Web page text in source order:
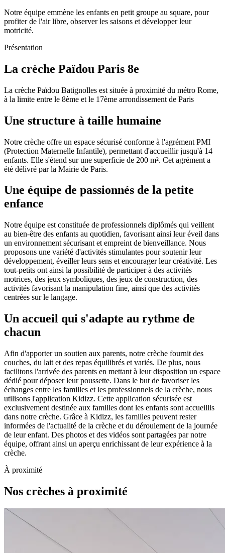
Notre équipe emmène les enfants en petit groupe au square, pour
profiter de l'air libre, observer les saisons et développer leur
motricité.
Présentation
La crèche Païdou Paris 8e
La crèche Païdou Batignolles est située à proximité du métro Rome,
à la limite entre le 8ème et le 17ème arrondissement de Paris
Une structure à taille humaine
Notre crèche offre un espace sécurisé conforme à l'agrément PMI
(Protection Maternelle Infantile), permettant d'accueillir jusqu'à 14
enfants. Elle s'étend sur une superficie de 200 m². Cet agrément a
été délivré par la Mairie de Paris.
Une équipe de passionnés de la petite
enfance
Notre équipe est constituée de professionnels diplômés qui veillent
au bien-être des enfants au quotidien, favorisant ainsi leur éveil dans
un environnement sécurisant et empreint de bienveillance. Nous
proposons une variété d'activités stimulantes pour soutenir leur
développement, éveiller leurs sens et encourager leur créativité. Les
tout-petits ont ainsi la possibilité de participer à des activités
motrices, des jeux symboliques, des jeux de construction, des
activités favorisant la manipulation fine, ainsi que des activités
centrées sur le langage.
Un accueil qui s'adapte au rythme de
chacun
Afin d'apporter un soutien aux parents, notre crèche fournit des
couches, du lait et des repas équilibrés et variés. De plus, nous
facilitons l'arrivée des parents en mettant à leur disposition un espace
dédié pour déposer leur poussette. Dans le but de favoriser les
échanges entre les familles et les professionnels de la crèche, nous
utilisons l'application Kidizz. Cette application sécurisée est
exclusivement destinée aux familles dont les enfants sont accueillis
dans notre crèche. Grâce à Kidizz, les familles peuvent rester
informées de l'actualité de la crèche et du déroulement de la journée
de leur enfant. Des photos et des vidéos sont partagées par notre
équipe, offrant ainsi un aperçu enrichissant de leur expérience à la
crèche.
À proximité
Nos crèches à proximité